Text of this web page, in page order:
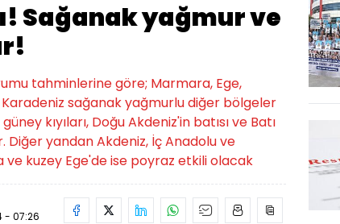
Sağanak yağmur ve
tahminlerine göre; Marmara, Ege,
Karadeniz sağanak yağmurlu diğer bölgeler
kıyıları, Doğu Akdeniz'in batısı ve Batı
Diğer yandan Akdeniz, İç Anadolu ve
kuzey Ege'de ise poyraz etkili olacak
- 07:26